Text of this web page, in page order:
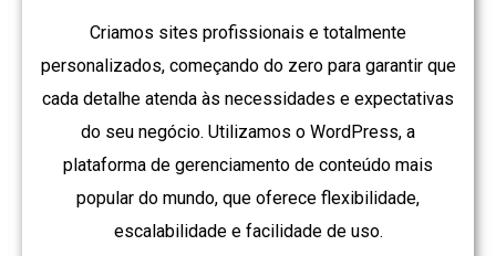
Criamos sites profissionais e totalmente
personalizados, começando do zero para garantir que
cada detalhe atenda às necessidades e expectativas
do seu negócio. Utilizamos o WordPress, a
plataforma de gerenciamento de conteúdo mais
popular do mundo, que oferece flexibilidade,
escalabilidade e facilidade de uso.